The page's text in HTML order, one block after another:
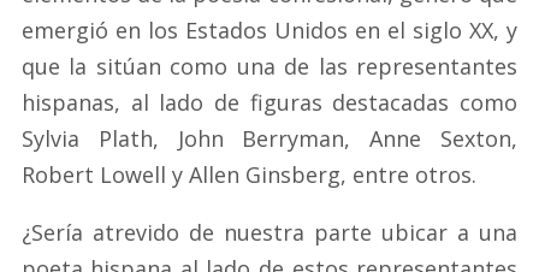
emergió en los Estados Unidos en el siglo XX, y
que la sitúan como una de las representantes
hispanas, al lado de figuras destacadas como
Sylvia Plath, John Berryman, Anne Sexton,
Robert Lowell y Allen Ginsberg, entre otros.
¿Sería atrevido de nuestra parte ubicar a una